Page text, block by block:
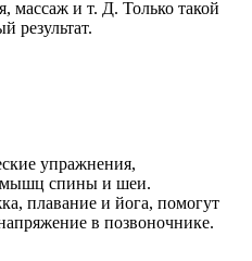
массаж и т. Д. Только такой
результат.
упражнения,
мышц спины и шеи.
плавание и йога, помогут
в позвоночнике.